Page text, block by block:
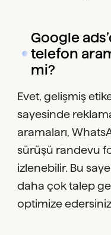
Google
telefon
mi?
Evet, gelişmiş
sayesinde
aramaları,
sürüşü randevu
izlenebilir. Bu
daha çok talep
optimize edersiniz.